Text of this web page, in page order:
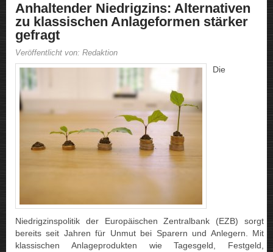
Anhaltender Niedrigzins: Alternativen
zu klassischen Anlageformen stärker
gefragt
Veröffentlicht von: Redaktion
Die
Niedrigzinspolitik der Europäischen Zentralbank (EZB) sorgt
bereits seit Jahren für Unmut bei Sparern und Anlegern. Mit
klassischen Anlageprodukten wie Tagesgeld, Festgeld,